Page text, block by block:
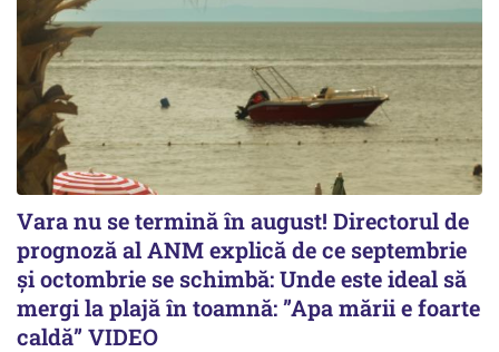
Vara nu se termină în august! Directorul de
prognoză al ANM explică de ce septembrie
și octombrie se schimbă: Unde este ideal să
mergi la plajă în toamnă: ”Apa mării e foarte
caldă” VIDEO